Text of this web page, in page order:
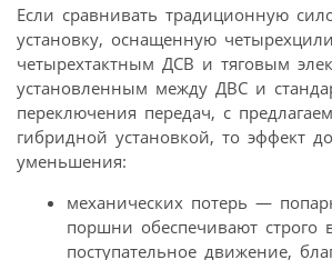
Если сравнивать традиционную
установку, оснащенную
четырехтактным ДСВ и тяговым
установленным между ДВС и
переключения передач, с
гибридной установкой, то эффект
уменьшения:
механических потерь —
поршни обеспечивают строго
поступательное движение,